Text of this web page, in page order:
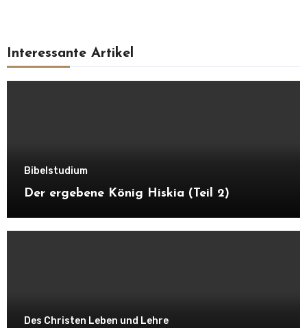
Interessante Artikel
Bibelstudium
Der ergebene König Hiskia (Teil 2)
Des Christen Leben und Lehre